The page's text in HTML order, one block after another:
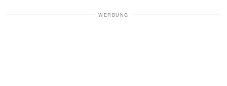
WERBUNG